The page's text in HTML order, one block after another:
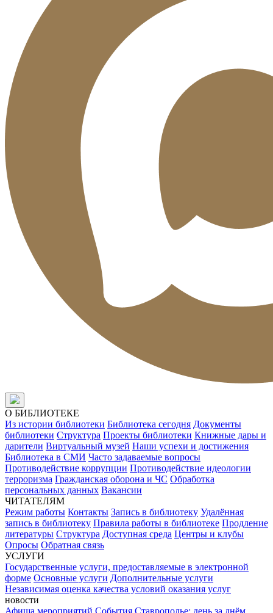
О БИБЛИОТЕКЕ
Из истории библиотеки Библиотека сегодня Документы
библиотеки Структура Проекты библиотеки Книжные дары и
дарители Виртуальный музей Наши успехи и достижения
Библиотека в СМИ Часто задаваемые вопросы
Противодействие коррупции Противодействие идеологии
терроризма Гражданская оборона и ЧС Обработка
персональных данных Вакансии
ЧИТАТЕЛЯМ
Режим работы Контакты Запись в библиотеку Удалённая
запись в библиотеку Правила работы в библиотеке Продление
литературы Структура Доступная среда Центры и клубы
Опросы Обратная связь
УСЛУГИ
Государственные услуги, предоставляемые в электронной
форме Основные услуги Дополнительные услуги
Независимая оценка качества условий оказания услуг
новости
Афиша мероприятий События Ставрополье: день за днём